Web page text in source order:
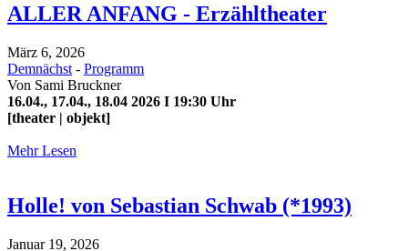
ALLER ANFANG - Erzähltheater
März 6, 2026
Demnächst - Programm
Von Sami Bruckner
16.04., 17.04., 18.04 2026 I 19:30 Uhr
[theater | objekt]
Mehr Lesen
Holle! von Sebastian Schwab (*1993)
Januar 19, 2026